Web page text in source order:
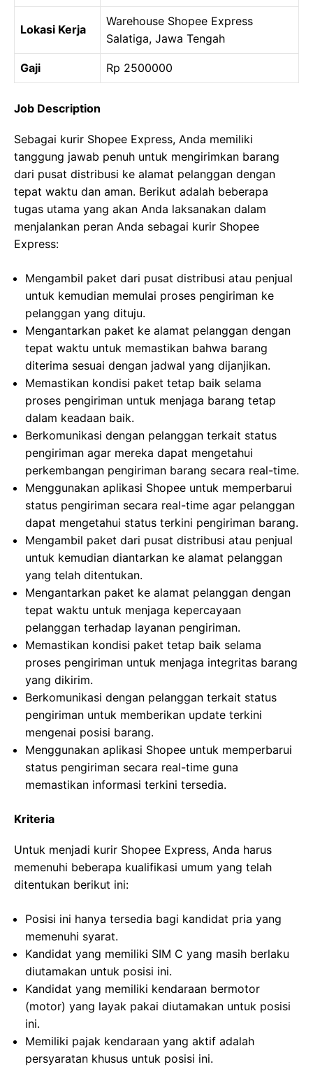
Lokasi Kerja
Warehouse Shopee Express
Salatiga, Jawa Tengah
Gaji Rp 2500000
Job Description
Sebagai kurir Shopee Express, Anda memiliki
tanggung jawab penuh untuk mengirimkan barang
dari pusat distribusi ke alamat pelanggan dengan
tepat waktu dan aman. Berikut adalah beberapa
tugas utama yang akan Anda laksanakan dalam
menjalankan peran Anda sebagai kurir Shopee
Express:
Mengambil paket dari pusat distribusi atau penjual
untuk kemudian memulai proses pengiriman ke
pelanggan yang dituju.
Mengantarkan paket ke alamat pelanggan dengan
tepat waktu untuk memastikan bahwa barang
diterima sesuai dengan jadwal yang dijanjikan.
Memastikan kondisi paket tetap baik selama
proses pengiriman untuk menjaga barang tetap
dalam keadaan baik.
Berkomunikasi dengan pelanggan terkait status
pengiriman agar mereka dapat mengetahui
perkembangan pengiriman barang secara real-time.
Menggunakan aplikasi Shopee untuk memperbarui
status pengiriman secara real-time agar pelanggan
dapat mengetahui status terkini pengiriman barang.
Mengambil paket dari pusat distribusi atau penjual
untuk kemudian diantarkan ke alamat pelanggan
yang telah ditentukan.
Mengantarkan paket ke alamat pelanggan dengan
tepat waktu untuk menjaga kepercayaan
pelanggan terhadap layanan pengiriman.
Memastikan kondisi paket tetap baik selama
proses pengiriman untuk menjaga integritas barang
yang dikirim.
Berkomunikasi dengan pelanggan terkait status
pengiriman untuk memberikan update terkini
mengenai posisi barang.
Menggunakan aplikasi Shopee untuk memperbarui
status pengiriman secara real-time guna
memastikan informasi terkini tersedia.
Kriteria
Untuk menjadi kurir Shopee Express, Anda harus
memenuhi beberapa kualifikasi umum yang telah
ditentukan berikut ini:
Posisi ini hanya tersedia bagi kandidat pria yang
memenuhi syarat.
Kandidat yang memiliki SIM C yang masih berlaku
diutamakan untuk posisi ini.
Kandidat yang memiliki kendaraan bermotor
(motor) yang layak pakai diutamakan untuk posisi
ini.
Memiliki pajak kendaraan yang aktif adalah
persyaratan khusus untuk posisi ini.